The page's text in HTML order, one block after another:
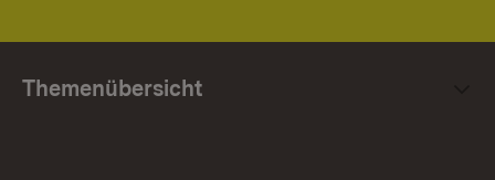
Themenübersicht